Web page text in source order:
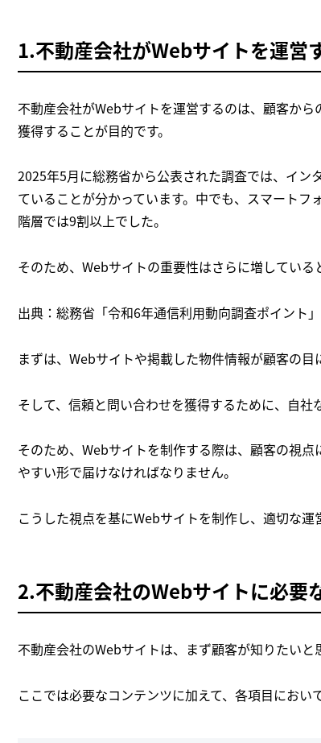
1.不動産会社がWebサイトを運営
不動産会社がWebサイトを運営するのは、顧客か
獲得することが目的です。
2025年5月に総務省から公表された調査では、イ
ていることが分かっています。中でも、スマート
階層では9割以上でした。
そのため、Webサイトの重要性はさらに増している
出典：総務省「令和6年通信利用動向調査ポイント」
まずは、Webサイトや掲載した物件情報が顧客の目
そして、信頼と問い合わせを獲得するために、自社
そのため、Webサイトを制作する際は、顧客の視
やすい形で届けなければなりません。
こうした視点を基にWebサイトを制作し、適切な
2.不動産会社のWebサイトに必要
不動産会社のWebサイトは、まず顧客が知りたいと
ここでは必要なコンテンツに加えて、各項目におい